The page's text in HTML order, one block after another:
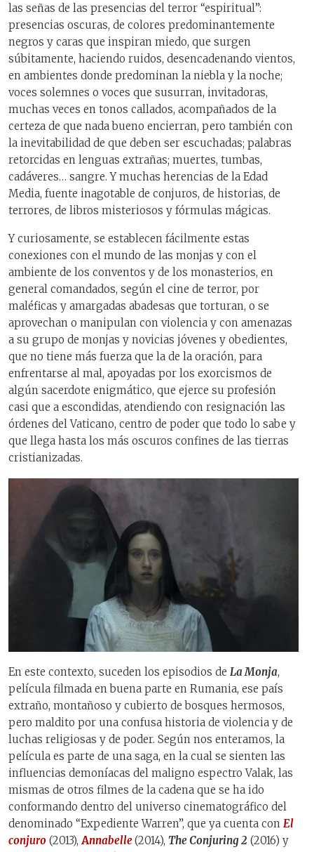
las señas de las presencias del terror “espiritual”:
presencias oscuras, de colores predominantemente
negros y caras que inspiran miedo, que surgen
súbitamente, haciendo ruidos, desencadenando vientos,
en ambientes donde predominan la niebla y la noche;
voces solemnes o voces que susurran, invitadoras,
muchas veces en tonos callados, acompañados de la
certeza de que nada bueno encierran, pero también con
la inevitabilidad de que deben ser escuchadas; palabras
retorcidas en lenguas extrañas; muertes, tumbas,
cadáveres… sangre. Y muchas herencias de la Edad
Media, fuente inagotable de conjuros, de historias, de
terrores, de libros misteriosos y fórmulas mágicas.
Y curiosamente, se establecen fácilmente estas
conexiones con el mundo de las monjas y con el
ambiente de los conventos y de los monasterios, en
general comandados, según el cine de terror, por
maléficas y amargadas abadesas que torturan, o se
aprovechan o manipulan con violencia y con amenazas
a su grupo de monjas y novicias jóvenes y obedientes,
que no tiene más fuerza que la de la oración, para
enfrentarse al mal, apoyadas por los exorcismos de
algún sacerdote enigmático, que ejerce su profesión
casi que a escondidas, atendiendo con resignación las
órdenes del Vaticano, centro de poder que todo lo sabe y
que llega hasta los más oscuros confines de las tierras
cristianizadas.
En este contexto, suceden los episodios de La Monja,
película filmada en buena parte en Rumania, ese país
extraño, montañoso y cubierto de bosques hermosos,
pero maldito por una confusa historia de violencia y de
luchas religiosas y de poder. Según nos enteramos, la
película es parte de una saga, en la cual se sienten las
influencias demoníacas del maligno espectro Valak, las
mismas de otros filmes de la cadena que se ha ido
conformando dentro del universo cinematográfico del
denominado “Expediente Warren”, que ya cuenta con El
conjuro (2013), Annabelle(2014), The Conjuring 2 (2016) y